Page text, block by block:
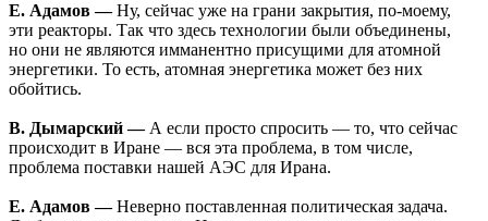
Е. Адамов —Ну, сейчас уже на грани закрытия, по-моему,
эти реакторы. Так что здесь технологии были объединены,
но они не являются имманентно присущими для атомной
энергетики. То есть, атомная энергетика может без них
обойтись.
В. Дымарский —А если просто спросить — то, что сейчас
происходит в Иране — вся эта проблема, в том числе,
проблема поставки нашей АЭС для Ирана.
Е. Адамов —Неверно поставленная политическая задача.